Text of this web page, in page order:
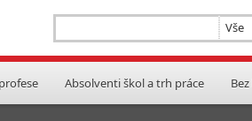
Absolventi škol a trh práce